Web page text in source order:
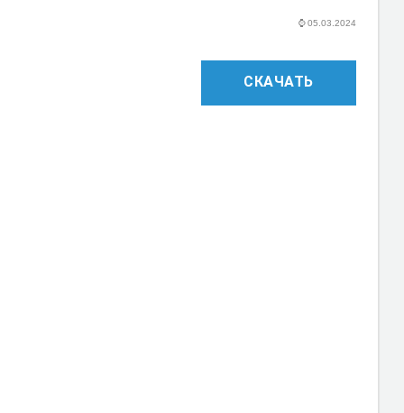
⌚05.03.2024
СКАЧАТЬ